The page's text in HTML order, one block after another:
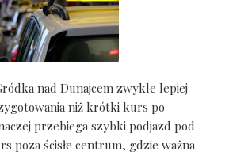
nad Dunajcem zwykle lepiej
niż krótki kurs po
przebiega szybki podjazd pod
poza ścisłe centrum, gdzie ważna